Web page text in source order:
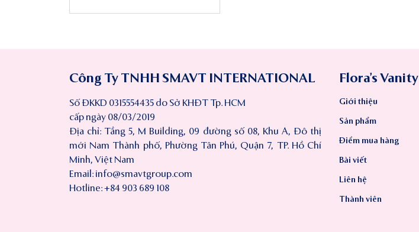
Công Ty TNHH SMAVT INTERNATIONAL
Số ĐKKD 0315554435 do Sở KHĐT Tp. HCM
cấp ngày 08/03/2019
Địa chỉ: Tầng 5, M Building, 09 đường số 08, Khu A, Đô thị
mới Nam Thành phố, Phường Tân Phú, Quận 7, TP. Hồ Chí
Minh, Việt Nam
Email: info@smavtgroup.com
Hotline: +84 903 689 108
Flora’s Vanity
Giới thiệu
Sản phẩm
Điểm mua hàng
Bài viết
Liên hệ
Thành viên